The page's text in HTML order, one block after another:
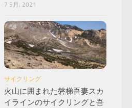
7 5月, 2021
サイクリング
火山に囲まれた磐梯吾妻スカ
イラインのサイクリングと吾